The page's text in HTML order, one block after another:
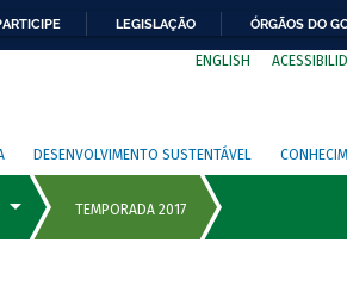
LEGISLAÇÃO ÓRGÃOS DO
ENGLISH
DESENVOLVIMENTO SUSTENTÁVEL